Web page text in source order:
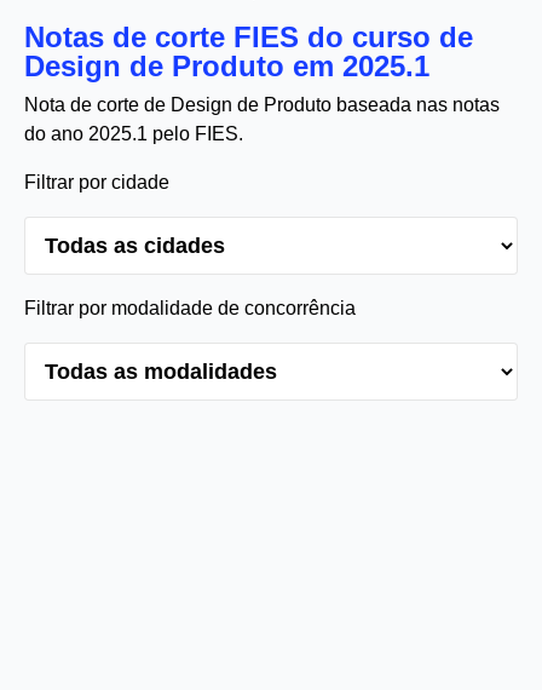
Notas de corte FIES do curso de
Design de Produto em 2025.1
Nota de corte de Design de Produto baseada nas notas
do ano 2025.1 pelo FIES.
Filtrar por cidade
Filtrar por modalidade de concorrência